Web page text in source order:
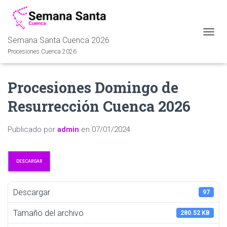
Semana Santa Cuenca 2026
Procesiones Cuenca 2026
V
E
G
A
C
Procesiones Domingo de
Resurrección Cuenca 2026
Publicado por admin en 07/01/2024
DESCARGAR
Descargar 97
Tamaño del archivo 280.52 KB